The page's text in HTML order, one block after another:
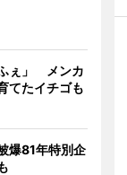
ぇ」 メンカ
てたイチゴも
爆81年特別企